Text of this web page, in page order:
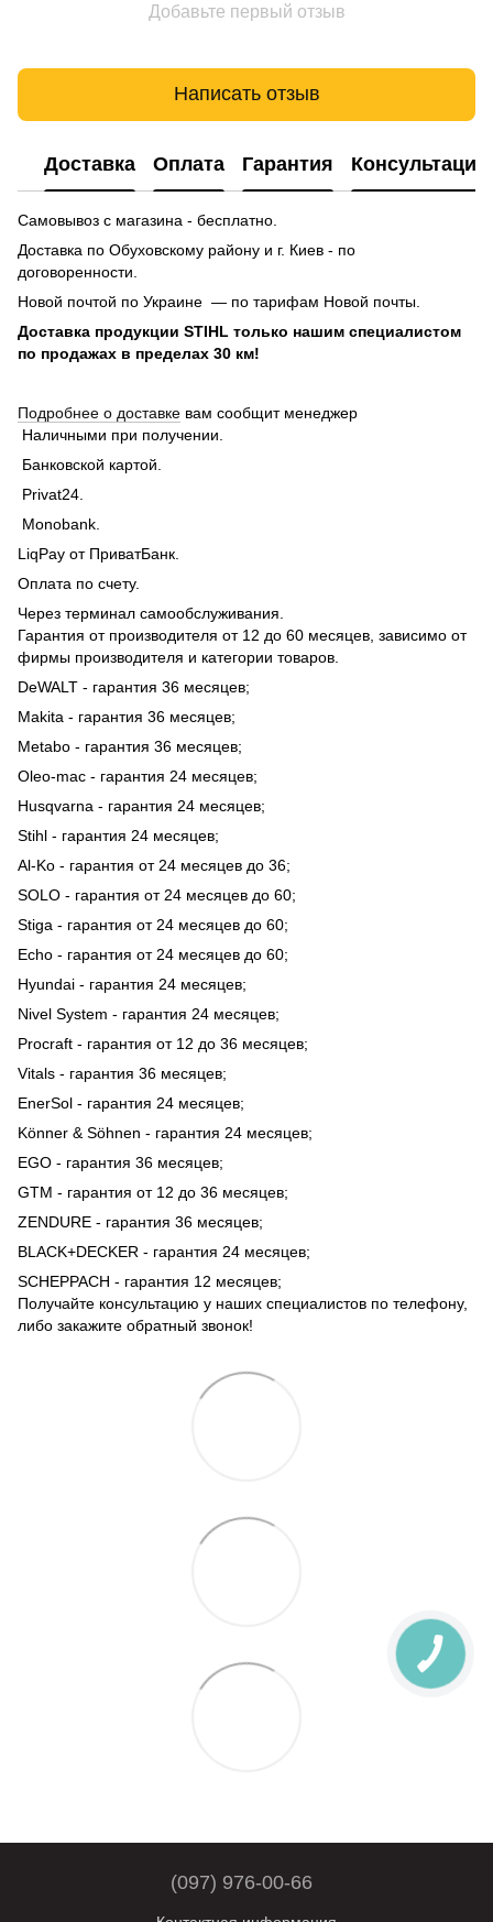
Добавьте первый отзыв
Написать отзыв
Доставка Оплата Гарантия Консультация
Самовывоз с магазина - бесплатно.
Доставка по Обуховскому району и г. Киев - по
договоренности.
Новой почтой по Украине — по тарифам Новой почты.
Доставка продукции STIHL только нашим специалистом
по продажах в пределах 30 км!
Подробнее о доставке вам сообщит менеджер
Наличными при получении.
Банковской картой.
Privat24.
Monobank.
LiqPay от ПриватБанк.
Оплата по счету.
Через терминал самообслуживания.
Гарантия от производителя от 12 до 60 месяцев, зависимо от
фирмы производителя и категории товаров.
DeWALT - гарантия 36 месяцев;
Makita - гарантия 36 месяцев;
Metabo - гарантия 36 месяцев;
Oleo-mac - гарантия 24 месяцев;
Husqvarna - гарантия 24 месяцев;
Stihl - гарантия 24 месяцев;
Al-Ko - гарантия от 24 месяцев до 36;
SOLO - гарантия от 24 месяцев до 60;
Stiga - гарантия от 24 месяцев до 60;
Echo - гарантия от 24 месяцев до 60;
Hyundai - гарантия 24 месяцев;
Nivel System - гарантия 24 месяцев;
Procraft - гарантия от 12 до 36 месяцев;
Vitals - гарантия 36 месяцев;
EnerSol - гарантия 24 месяцев;
Könner & Söhnen - гарантия 24 месяцев;
EGO - гарантия 36 месяцев;
GTM - гарантия от 12 до 36 месяцев;
ZENDURE - гарантия 36 месяцев;
BLACK+DECKER - гарантия 24 месяцев;
SCHEPPACH - гарантия 12 месяцев;
Получайте консультацию у наших специалистов по телефону,
либо закажите обратный звонок!
(097) 976-00-66